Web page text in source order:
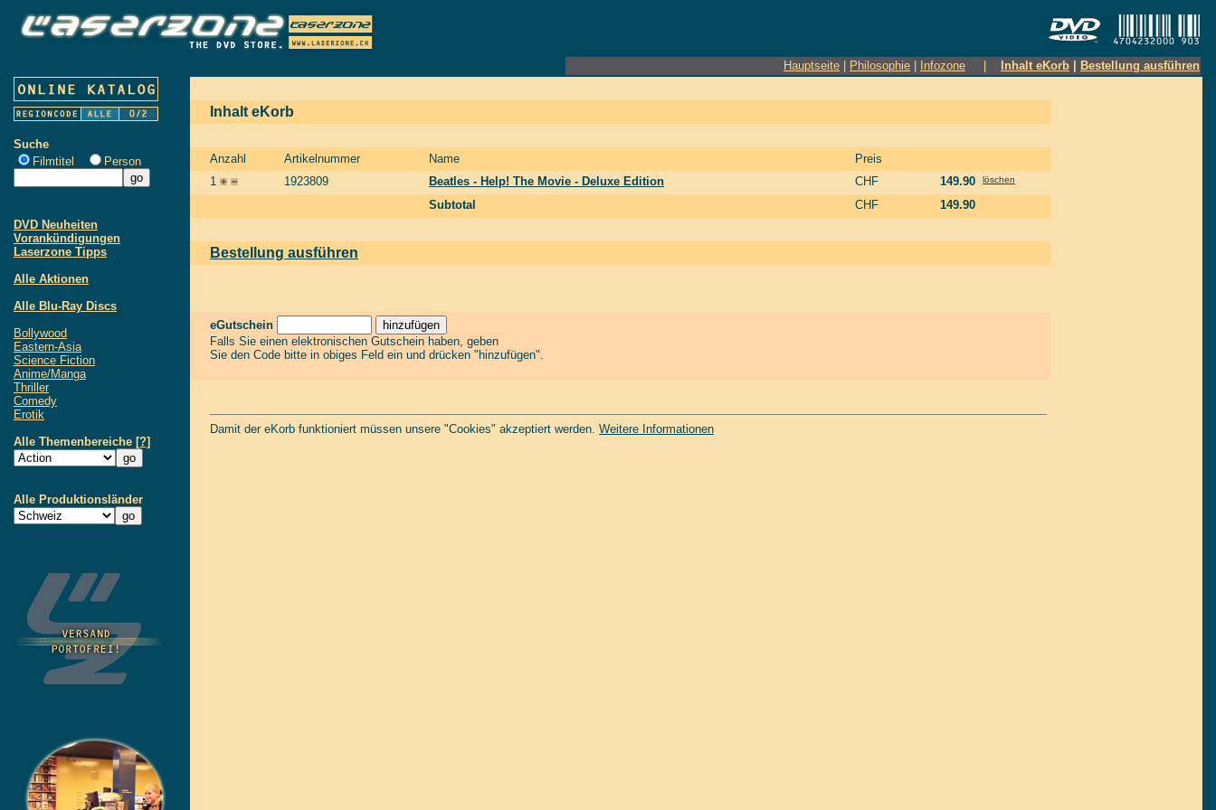
Hauptseite Philosophie Infozone Inhalt eKorb Bestellung ausführen
Suche
Filmtitel
Person
DVD Neuheiten
Vorankündigungen
Laserzone Tipps
Alle Aktionen
Alle Blu-Ray Discs
Bollywood
Eastern-Asia
Science Fiction
Anime/Manga
Thriller
Comedy
Erotik
Alle Themenbereiche [?]
Alle Produktionsländer
Inhalt eKorb
Anzahl Artikelnummer Name
Preis
1
1923809 Beatles - Help! The Movie - Deluxe Edition CHF 149.90 löschen
Subtotal CHF 149.90
Bestellung ausführen
eGutschein
Falls Sie einen elektronischen Gutschein haben, geben
Sie den Code bitte in obiges Feld ein und drücken "hinzufügen".
Damit der eKorb funktioniert müssen unsere "Cookies" akzeptiert werden. Weitere Informationen